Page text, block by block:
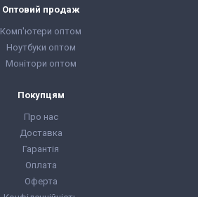
Оптовий продаж
Комп'ютери оптом
Ноутбуки оптом
Монітори оптом
Покупцям
Про нас
Доставка
Гарантія
Оплата
Оферта